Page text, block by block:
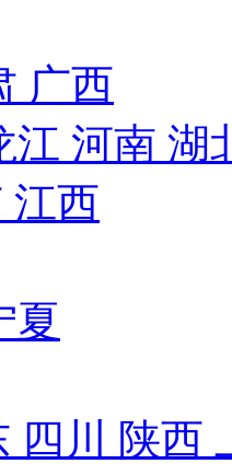
广西
江 河南 湖
江西
夏
四川 陕西